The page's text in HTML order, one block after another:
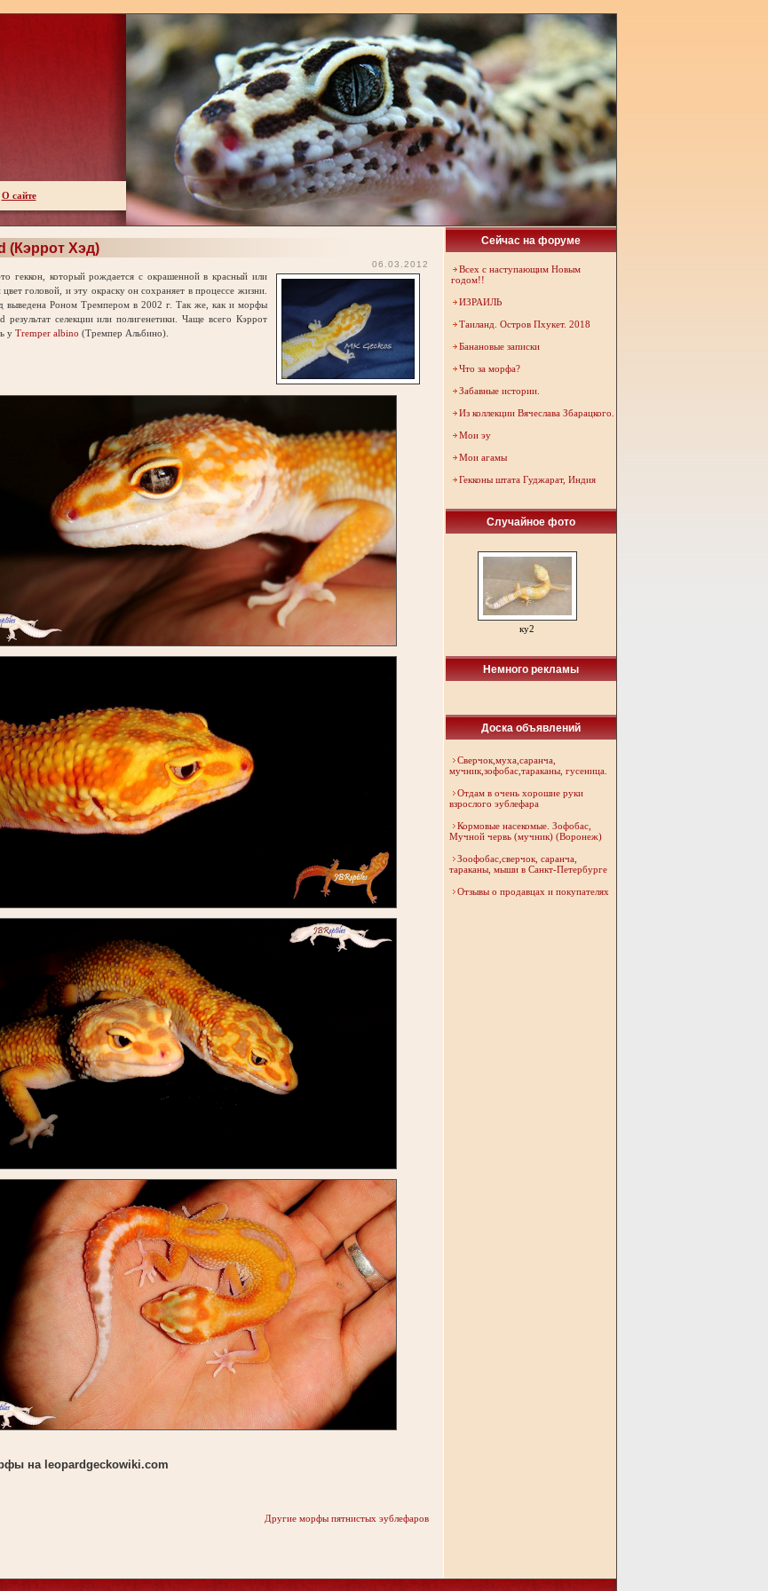
О сайте
Сейчас на форуме
Всех с наступающим Новым
годом!!
ИЗРАИЛЬ
Таиланд. Остров Пхукет. 2018
Банановые записки
Что за морфа?
Забавные истории.
Из коллекции Вячеслава Збарацкого.
Мои эу
Мои агамы
Гекконы штата Гуджарат, Индия
Случайное фото
ку2
Немного рекламы
Доска объявлений
Сверчок,муха,саранча,
мучник,зофобас,тараканы, гусеница.
Отдам в очень хорошие руки
взрослого эублефара
Кормовые насекомые. Зофобас,
Мучной червь (мучник) (Воронеж)
Зоофобас,сверчок, саранча,
тараканы, мыши в Санкт-Петербурге
Отзывы о продавцах и покупателях
(Кэррот Хэд)
06.03.2012
геккон, который рождается с окрашенной в красный или
головой, и эту окраску он сохраняет в процессе жизни.
выведена Роном Тремпером в 2002 г. Так же, как и морфы
результат селекции или полигенетики. Чаще всего Кэррот
у Tremper albino (Тремпер Альбино).
на leopardgeckowiki.com
Другие морфы пятнистых эублефаров